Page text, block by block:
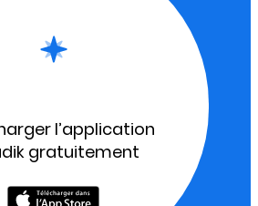
l’application
gratuitement